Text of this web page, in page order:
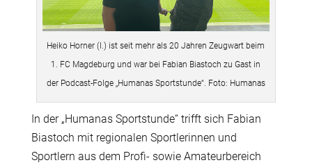
Heiko Horner (l.) ist seit mehr als 20 Jahren Zeugwart beim
1. FC Magdeburg und war bei Fabian Biastoch zu Gast in
der Podcast-Folge „Humanas Sportstunde“. Foto: Humanas
In der „Humanas Sportstunde“ trifft sich Fabian
Biastoch mit regionalen Sportlerinnen und
Sportlern aus dem Profi- sowie Amateurbereich